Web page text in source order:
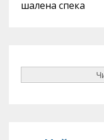
шалена спека